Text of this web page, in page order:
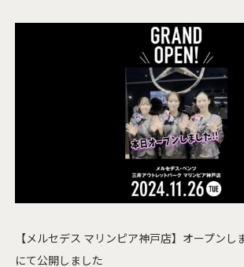
【メルセデス マリンピア神戸店】オープン
にて公開しました